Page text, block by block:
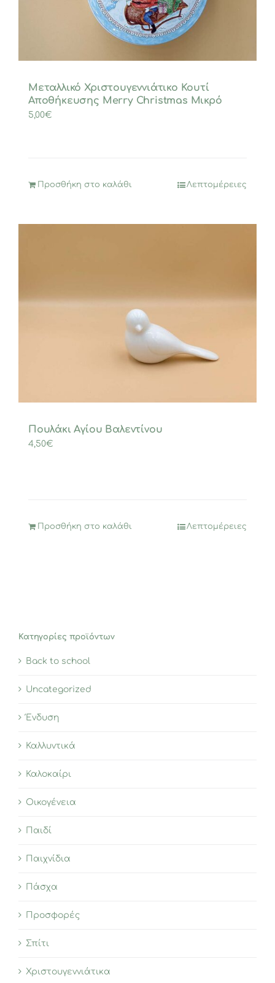
Μεταλλικό Χριστουγεννιάτικο Κουτί
Αποθήκευσης Merry Christmas Μικρό
5,00€
Προσθήκη στο καλάθι Λεπτομέρειες
Πουλάκι Αγίου Βαλεντίνου
4,50€
Προσθήκη στο καλάθι Λεπτομέρειες
Κατηγορίες προϊόντων
Back to school
Uncategorized
Ένδυση
Καλλυντικά
Καλοκαίρι
Οικογένεια
Παιδί
Παιχνίδια
Πάσχα
Προσφορές
Σπίτι
Χριστουγεννιάτικα